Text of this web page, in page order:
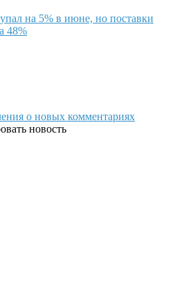
на 5% в июне, но поставки
48%
о новых комментариях
новость